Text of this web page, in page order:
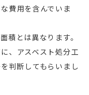
費用を含んでいま
積とは異なります。
、アスベスト処分工
判断してもらいまし